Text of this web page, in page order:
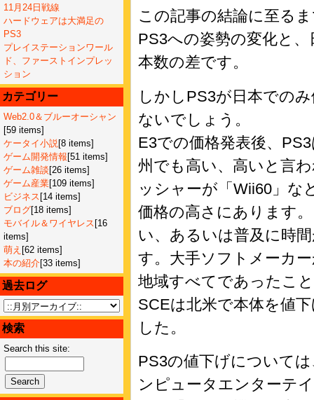
11月24日戦線
ハードウェアは大満足の
PS3
プレイステーションワール
ド、ファーストインプレッ
ション
カテゴリー
Web2.0＆ブルーオーシャン
[59 items]
ケータイ小説[8 items]
ゲーム開発情報 [51 items]
ゲーム雑談 [26 items]
ゲーム産業[109 items]
ビジネス [14 items]
ブログ[18 items]
モバイル＆ワイヤレス [16
items]
萌え [62 items]
本の紹介[33 items]
過去ログ
検索
Search this site:
この記事の結論に至る
PS3への姿勢の変化と
本数の差です。
しかしPS3が日本での
ないでしょう。
E3での価格発表後、
州でも高い、高いと言
ッシャーが「Wii60」な
価格の高さにあります
い、あるいは普及に時
す。大手ソフトメーカ
地域すべてであったこ
SCEは北米で本体を値
した。
PS3の値下げについて
ンピュータエンターテ